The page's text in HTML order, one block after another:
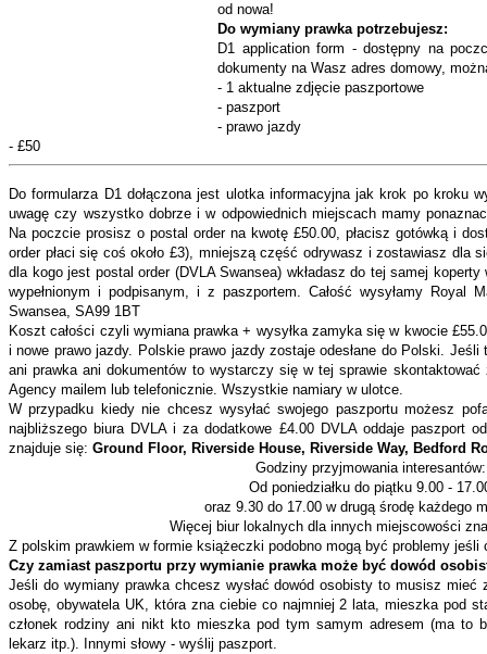
od nowa!
Do wymiany prawka potrzebujesz:
D1 application form - dostępny na
dokumenty na Wasz adres domowy,
- 1 aktualne zdjęcie paszportowe
- paszport
- prawo jazdy
- £50
Do formularza D1 dołączona jest ulotka informacyjna jak krok po kroku
uwagę czy wszystko dobrze i w odpowiednich miejscach mamy
Na poczcie prosisz o postal order na kwotę £50.00, płacisz gotówką i
order płaci się coś około £3), mniejszą część odrywasz i zostawiasz dla
dla kogo jest postal order (DVLA Swansea) wkładasz do tej samej
wypełnionym i podpisanym, i z paszportem. Całość wysyłamy Royal
Swansea, SA99 1BT
Koszt całości czyli wymiana prawka + wysyłka zamyka się w kwocie
i nowe prawo jazdy. Polskie prawo jazdy zostaje odesłane do Polski.
ani prawka ani dokumentów to wystarczy się w tej sprawie
Agency mailem lub telefonicznie. Wszystkie namiary w ulotce.
W przypadku kiedy nie chcesz wysyłać swojego paszportu możesz
najbliższego biura DVLA i za dodatkowe £4.00 DVLA oddaje paszport
znajduje się: Ground Floor, Riverside House, Riverside Way, Bedford
Godziny przyjmowania interesantów:
Od poniedziałku do piątku 9.00 -
oraz 9.30 do 17.00 w drugą środę każdego
Więcej biur lokalnych dla innych miejscowości
Z polskim prawkiem w formie książeczki podobno mogą być problemy jeśli
Czy zamiast paszportu przy wymianie prawka może być dowód
Jeśli do wymiany prawka chcesz wysłać dowód osobisty to musisz mieć
osobę, obywatela UK, która zna ciebie co najmniej 2 lata, mieszka pod
członek rodziny ani nikt kto mieszka pod tym samym adresem (ma to
lekarz itp.). Innymi słowy - wyślij paszport.